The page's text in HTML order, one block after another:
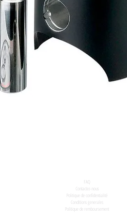
FAQ
Contactez-nous
Politique de confidentialité
Conditions generales
Politique de remboursement